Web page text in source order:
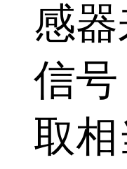
感
信
取